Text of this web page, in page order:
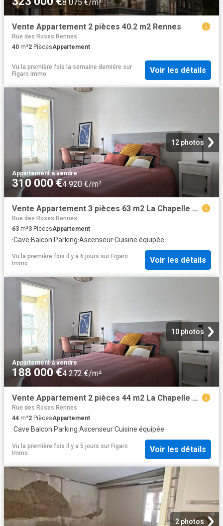
8 075 €/m²
Vente Appartement 2 pièces 40.2 m2 Rennes
Rue des Roses Rennes
40 m²2 PiècesAppartement
Vu la première fois la semaine dernière sur
Figaro Immo
Voir les détails
12 photos
Appartement·à vendre
310 000 €4 920 €/m²
Vente Appartement 3 pièces 63 m2 La Chapelle des Fougeretz
Rue des Roses Rennes
63 m²3 PiècesAppartement
·Cave·Balcon·Parking·Ascenseur·Cuisine équipée
Vu la première fois il y a 6 jours sur Figaro
Immo
Voir les détails
10 photos
Appartement·à vendre
188 000 €4 272 €/m²
Vente Appartement 2 pièces 44 m2 La Chapelle des Fougeretz
Rue des Roses Rennes
44 m²2 PiècesAppartement
·Cave·Balcon·Parking·Ascenseur·Cuisine équipée
Vu la première fois il y a 5 jours sur Figaro
Immo
Voir les détails
2 photos